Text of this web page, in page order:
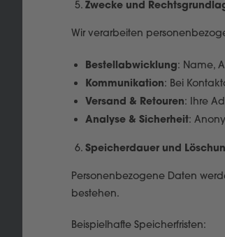
Zwecke und
Wir verarbeiten
Bestellabwicklung: Name,
Kommunikation: Bei
Versand & Retouren: Ihre
Analyse & Sicherheit:
Speicherdauer und
Personenbezogene Daten
bestehen.
Beispielhafte Speicherfristen: